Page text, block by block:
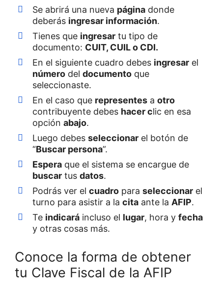
Se abrirá una nueva página donde
deberás ingresar información.
Tienes que ingresar tu tipo de
documento: CUIT, CUIL o CDI.
En el siguiente cuadro debes ingresar el
número del documento que
seleccionaste.
En el caso que representes a otro
contribuyente debes hacer clic en esa
opción abajo.
Luego debes seleccionar el botón de
“Buscar persona”.
Espera que el sistema se encargue de
buscar tus datos.
Podrás ver el cuadro para seleccionar el
turno para asistir a la cita ante la AFIP.
Te indicará incluso el lugar, hora y fecha
y otras cosas más.
Conoce la forma de obtener
tu Clave Fiscal de la AFIP